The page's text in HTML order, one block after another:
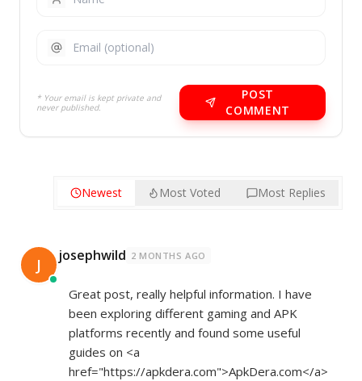
* Your email is kept private and
never published.
POST
COMMENT
Newest Most Voted Most Replies
J josephwild 2 MONTHS AGO
Great post, really helpful information. I have
been exploring different gaming and APK
platforms recently and found some useful
guides on <a
href="https://apkdera.com">ApkDera.com</a>